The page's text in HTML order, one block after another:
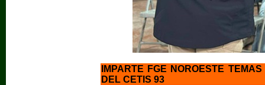
IMPARTE FGE NOROESTE
DEL CETIS 93